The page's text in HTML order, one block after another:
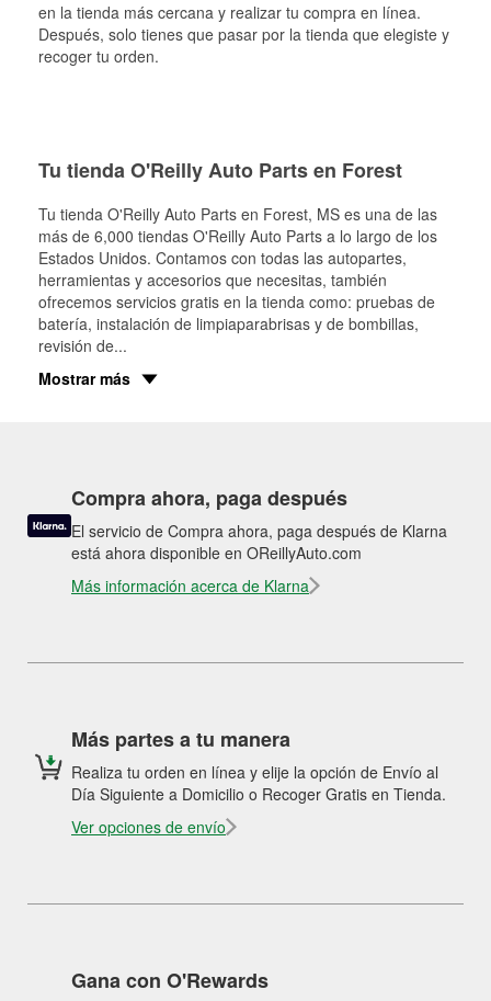
en la tienda más cercana y realizar tu compra en línea.
Después, solo tienes que pasar por la tienda que elegiste y
recoger tu orden.
Tu tienda O'Reilly Auto Parts en Forest
Tu tienda O'Reilly Auto Parts en Forest, MS es una de las
más de 6,000 tiendas O'Reilly Auto Parts a lo largo de los
Estados Unidos. Contamos con todas las autopartes,
herramientas y accesorios que necesitas, también
ofrecemos servicios gratis en la tienda como: pruebas de
batería, instalación de limpiaparabrisas y de bombillas,
revisión de...
Mostrar más
Compra ahora, paga después
El servicio de Compra ahora, paga después de Klarna
está ahora disponible en OReillyAuto.com
Más información acerca de Klarna
Más partes a tu manera
Realiza tu orden en línea y elije la opción de Envío al
Día Siguiente a Domicilio o Recoger Gratis en Tienda.
Ver opciones de envío
Gana con O'Rewards